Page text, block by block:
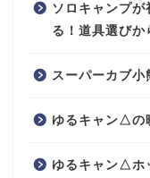
ソロキャンプが
る！道具選び
スーパーカブ小
ゆるキャン△の
ゆるキャン△ホ